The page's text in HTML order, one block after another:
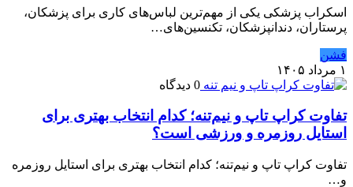
اسکراب پزشکی یکی از مهم‌ترین لباس‌های کاری برای پزشکان،
پرستاران، دندانپزشکان، تکنسین‌های…
فشن
۱ مرداد ۱۴۰۵
0 دیدگاه
تفاوت کراپ تاپ و نیم‌تنه؛ کدام انتخاب بهتری برای
استایل روزمره و ورزشی است؟
تفاوت کراپ تاپ و نیم‌تنه؛ کدام انتخاب بهتری برای استایل روزمره
و…